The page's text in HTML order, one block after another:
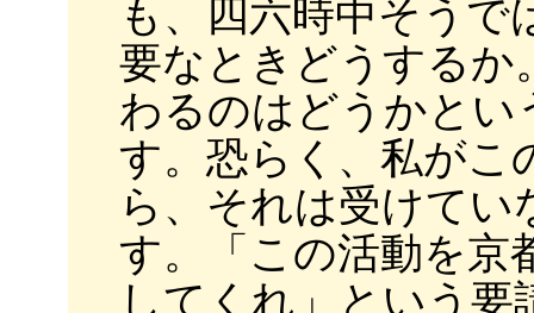
も、四六時中そう
要なときどうするか
わるのはどうかと
す。恐らく、私がこ
ら、それは受けて
す。「この活動を京
してくれ」という